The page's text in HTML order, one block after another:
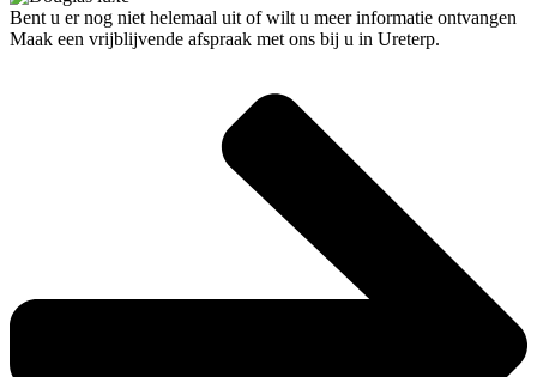
Bent u er nog niet helemaal uit of wilt u meer informatie ontvangen
Maak een vrijblijvende afspraak met ons bij u in Ureterp.